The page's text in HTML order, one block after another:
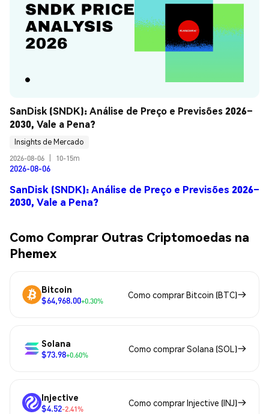
SanDisk (SNDK): Análise de Preço e Previsões 2026–
2030, Vale a Pena?
Insights de Mercado
2026-08-06
10-15m
2026-08-06
SanDisk (SNDK): Análise de Preço e Previsões 2026–
2030, Vale a Pena?
Como Comprar Outras Criptomoedas na
Phemex
Bitcoin
$64,968.00+0.30%
Como comprar Bitcoin (BTC)
Solana
$73.98+0.60%
Como comprar Solana (SOL)
Injective
$4.52-2.41%
Como comprar Injective (INJ)